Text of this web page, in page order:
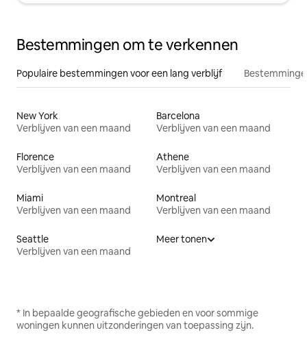
Bestemmingen om te verkennen
Populaire bestemmingen voor een lang verblijf
New York
Verblijven van een maand
Barcelona
Verblijven van een maand
Florence
Verblijven van een maand
Athene
Verblijven van een maand
Miami
Verblijven van een maand
Montreal
Verblijven van een maand
Seattle
Verblijven van een maand
Meer tonen
* In bepaalde geografische gebieden en voor sommige
woningen kunnen uitzonderingen van toepassing zijn.